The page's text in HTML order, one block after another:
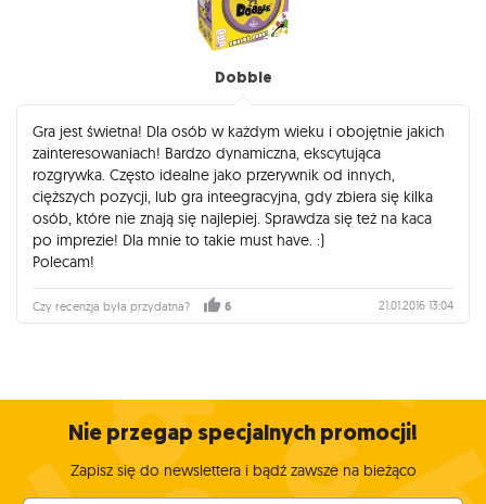
Dobble
Gra jest świetna! Dla osób w każdym wieku i obojętnie jakich
zainteresowaniach! Bardzo dynamiczna, ekscytująca
rozgrywka. Często idealne jako przerywnik od innych,
cięższych pozycji, lub gra inteegracyjna, gdy zbiera się kilka
osób, które nie znają się najlepiej. Sprawdza się też na kaca
po imprezie! Dla mnie to takie must have. :)
Polecam!
Czy recenzja była przydatna? 6 21.01.2016 13:04
Nie przegap specjalnych promocji!
Zapisz się do newslettera i bądź zawsze na bieżąco